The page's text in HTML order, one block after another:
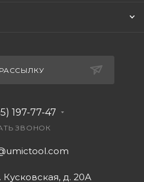
197-77-47
ЗВОНОК
Кусковская, д. 20А